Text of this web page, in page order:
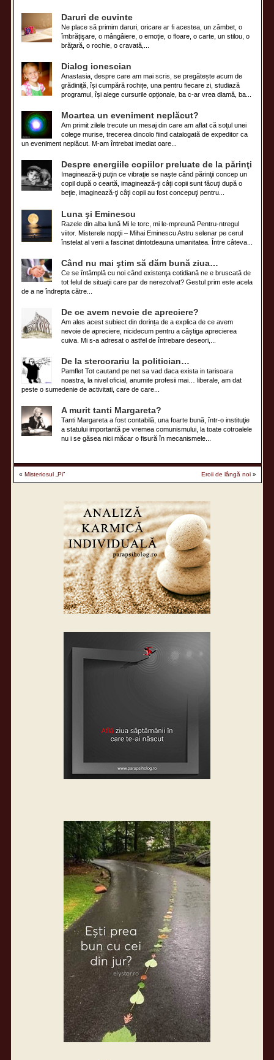
Daruri de cuvinte
Ne place să primim daruri, oricare ar fi acestea, un zâmbet, o
îmbrăţişare, o mângâiere, o emoţie, o floare, o carte, un stilou, o
brăţară, o rochie, o cravată,...
Dialog ionescian
Anastasia, despre care am mai scris, se pregătește acum de
grădiniță, își cumpără rochițe, una pentru fiecare zi, studiază
programul, își alege cursurile opționale, ba c-ar vrea dlamă, ba...
Moartea un eveniment neplăcut?
Am primit zilele trecute un mesaj din care am aflat că soţul unei
colege murise, trecerea dincolo fiind catalogată de expeditor ca
un eveniment neplăcut. M-am întrebat imediat oare...
Despre energiile copiilor preluate de la părinţi
Imaginează-ţi puţin ce vibraţie se naşte când părinţii concep un
copil după o ceartă, imaginează-ţi câţi copii sunt făcuţi după o
beţie, imaginează-ţi câţi copii au fost concepuţi pentru...
Luna şi Eminescu
Razele din alba lună Mi le torc, mi le-mpreună Pentru-ntregul
viitor. Misterele nopţii – Mihai Eminescu Astru selenar pe cerul
înstelat al verii a fascinat dintotdeauna umanitatea. Între câteva...
Când nu mai ştim să dăm bună ziua…
Ce se întâmplă cu noi când existenţa cotidiană ne e bruscată de
tot felul de situaţii care par de nerezolvat? Gestul prim este acela
de a ne îndrepta către...
De ce avem nevoie de apreciere?
Am ales acest subiect din dorința de a explica de ce avem
nevoie de apreciere, nicidecum pentru a câștiga aprecierea
cuiva. Mi s-a adresat o astfel de întrebare deseori,...
De la stercorariu la politician…
Pamflet Tot cautand pe net sa vad daca exista in tarisoara
noastra, la nivel oficial, anumite profesii mai… liberale, am dat
peste o sumedenie de activitati, care de care...
A murit tanti Margareta?
Tanti Margareta a fost contabilă, una foarte bună, într-o instituţie
a statului importantă pe vremea comunismului, la toate cotroalele
nu i se găsea nici măcar o fisură în mecanismele...
«Misteriosul „Pi” Eroii de lângă noi»